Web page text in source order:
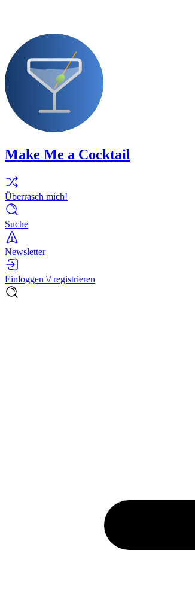
Make Me a Cocktail
Überrasch mich!
Suche
Newsletter
Einloggen \/ registrieren